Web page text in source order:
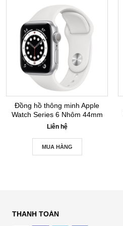
Đồng hồ thông minh Apple
Watch Series 6 Nhôm 44mm
GPS Silver New Seal
Liên hệ
MUA HÀNG
THANH TOÁN